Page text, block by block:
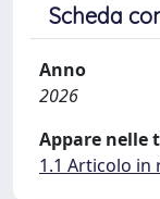
Scheda
Anno
2026
Appare nelle
1.1 Articolo in